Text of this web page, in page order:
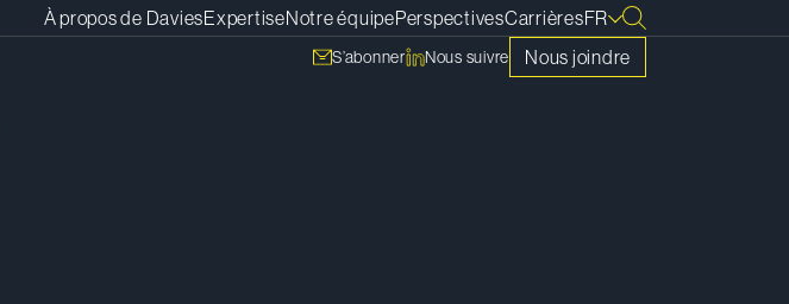
À propos de DaviesExpertiseNotre équipePerspectivesCarrièresFR
S’abonner Nous suivre Nous joindre